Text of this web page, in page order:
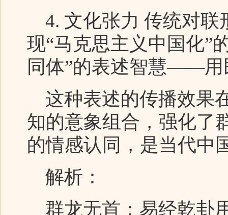
4. 文化张力 传统对联
现“马克思主义中国化”
同体”的表述智慧——用
这种表述的传播效果
知的意象组合，强化了
的情感认同，是当代中
解析：
群龙无首：易经乾卦